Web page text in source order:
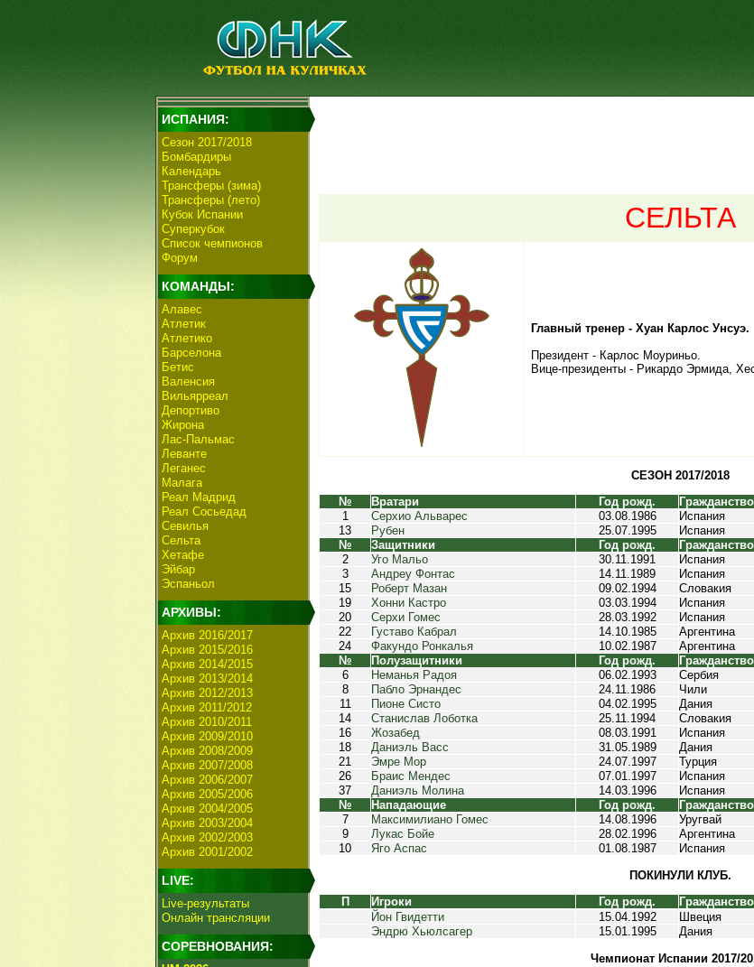
ИСПАНИЯ:
Сезон 2017/2018
Бомбардиры
Календарь
Трансферы (зима)
Трансферы (лето)
Кубок Испании
Суперкубок
Список чемпионов
Форум
КОМАНДЫ:
Алавес
Атлетик
Атлетико
Барселона
Бетис
Валенсия
Вильярреал
Депортиво
Жирона
Лас-Пальмас
Леванте
Леганес
Малага
Реал Мадрид
Реал Сосьедад
Севилья
Сельта
Хетафе
Эйбар
Эспаньол
АРХИВЫ:
Архив 2016/2017
Архив 2015/2016
Архив 2014/2015
Архив 2013/2014
Архив 2012/2013
Архив 2011/2012
Архив 2010/2011
Архив 2009/2010
Архив 2008/2009
Архив 2007/2008
Архив 2006/2007
Архив 2005/2006
Архив 2004/2005
Архив 2003/2004
Архив 2002/2003
Архив 2001/2002
LIVE:
Live-результаты
Онлайн трансляции
СОРЕВНОВАНИЯ:
СЕЛЬТА
Главный тренер - Хуан Карлос Унсуэ.
Президент - Карлос Моуриньо.
Вице-президенты - Рикардо Эрмида,
СЕЗОН 2017/2018
№
Вратари Год рожд. Гражданство
1
Серхио Альварес 03.08.1986 Испания
13
Рубен 25.07.1995 Испания
№
Защитники Год рожд. Гражданство
2
Уго Мальо 30.11.1991 Испания
3
Андреу Фонтас 14.11.1989 Испания
15
Роберт Мазан 09.02.1994 Словакия
19
Хонни Кастро 03.03.1994 Испания
20
Серхи Гомес 28.03.1992 Испания
22
Густаво Кабрал 14.10.1985 Аргентина
24
Факундо Ронкалья 10.02.1987 Аргентина
№
Полузащитники Год рожд. Гражданство
6
Неманья Радоя 06.02.1993 Сербия
8
Пабло Эрнандес 24.11.1986 Чили
11
Пионе Систо 04.02.1995 Дания
14
Станислав Лоботка 25.11.1994 Словакия
16
Жозабед 08.03.1991 Испания
18
Даниэль Васс 31.05.1989 Дания
21
Эмре Мор 24.07.1997 Турция
26
Браис Мендес 07.01.1997 Испания
37
Даниэль Молина 14.03.1996 Испания
№
Нападающие Год рожд. Гражданство
7
Максимилиано Гомес 14.08.1996 Уругвай
9
Лукас Бойе 28.02.1996 Аргентина
10
Яго Аспас 01.08.1987 Испания
ПОКИНУЛИ КЛУБ.
П
Игроки Год рожд. Гражданство
Йон Гвидетти
15.04.1992 Швеция
Эндрю Хьюлсагер
15.01.1995 Дания
Чемпионат Испании 2017/